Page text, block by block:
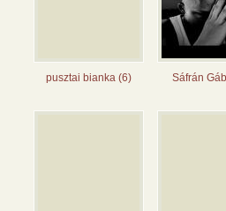
pusztai bianka (6) Sáfrán